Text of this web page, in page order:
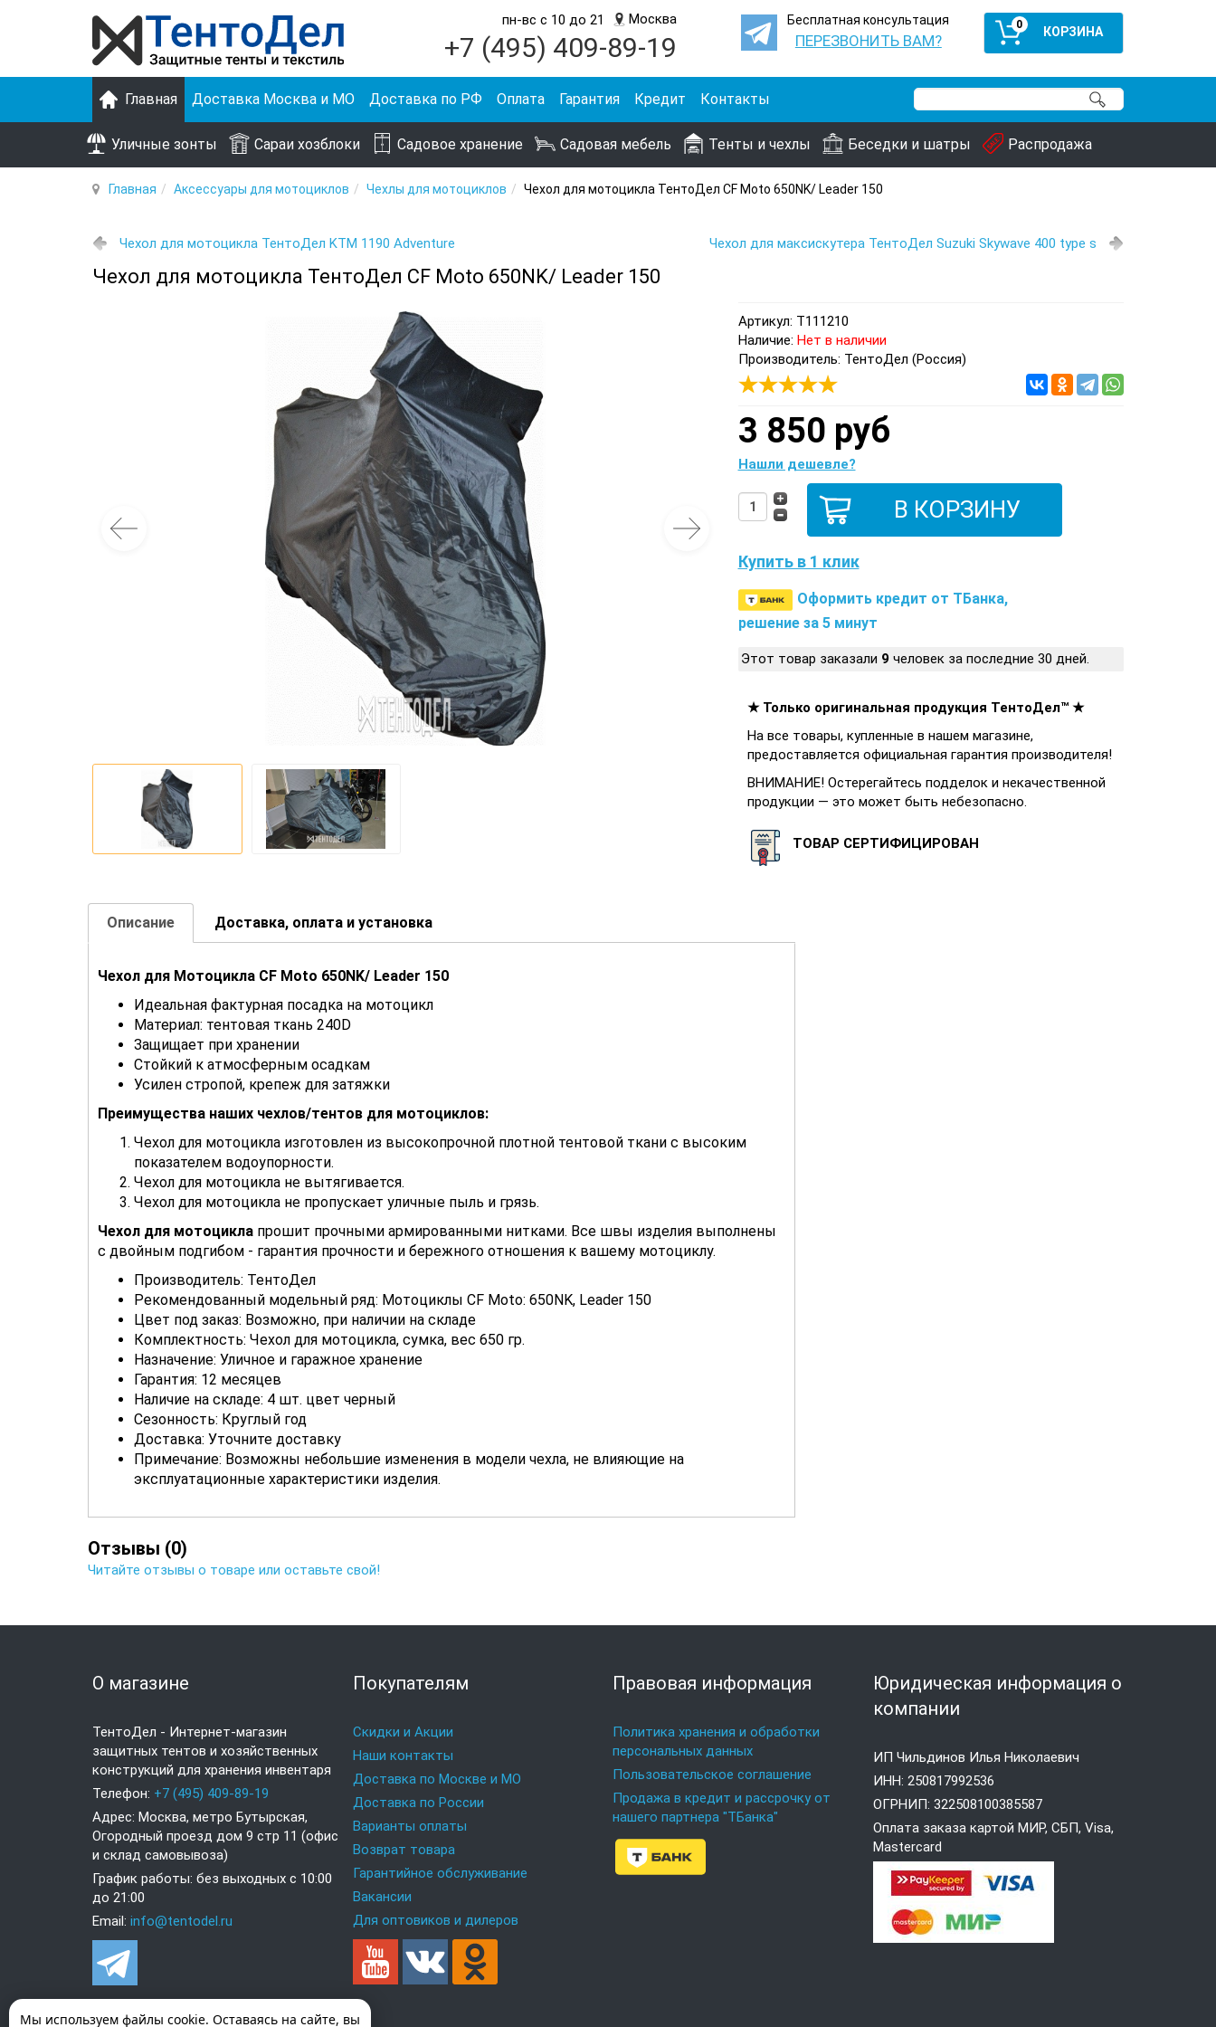
пн-вс с 10 до 21 Москва
+7 (495) 409-89-19
Бесплатная консультация
ПЕРЕЗВОНИТЬ ВАМ?
0
Главная Доставка Москва и МО Доставка по РФ Оплата Гарантия Кредит Контакты
Уличные зонты Сараи хозблоки Садовое хранение Садовая мебель Тенты и чехлы Беседки и шатры Распродажа
Главная Аксессуары для мотоциклов Чехлы для мотоциклов Чехол для мотоцикла ТентоДел CF Moto 650NK/ Leader 150
Чехол для мотоцикла ТентоДел KTM 1190 Adventure Чехол для максискутера ТентоДел Suzuki Skywave 400 type s
Чехол для мотоцикла ТентоДел CF Moto 650NK/ Leader 150
Артикул: Т111210
Наличие: Нет в наличии
Производитель: ТентоДел (Россия)
3 850 руб
Нашли дешевле?
Купить в 1 клик
Оформить кредит от ТБанка,
решение за 5 минут
Этот товар заказали 9 человек за последние 30 дней.
★ Только оригинальная продукция ТентоДел™ ★
На все товары, купленные в нашем магазине,
предоставляется официальная гарантия производителя!
ВНИМАНИЕ! Остерегайтесь подделок и некачественной
продукции — это может быть небезопасно.
ТОВАР СЕРТИФИЦИРОВАН
Описание Доставка, оплата и установка
Чехол для Мотоцикла CF Moto 650NK/ Leader 150
Идеальная фактурная посадка на мотоцикл
Материал: тентовая ткань 240D
Защищает при хранении
Стойкий к атмосферным осадкам
Усилен стропой, крепеж для затяжки
Преимущества наших чехлов/тентов для мотоциклов:
Чехол для мотоцикла изготовлен из высокопрочной плотной тентовой ткани с высоким
показателем водоупорности.
Чехол для мотоцикла не вытягивается.
Чехол для мотоцикла не пропускает уличные пыль и грязь.
Чехол для мотоцикла прошит прочными армированными нитками. Все швы изделия выполнены
с двойным подгибом - гарантия прочности и бережного отношения к вашему мотоциклу.
Производитель: ТентоДел
Рекомендованный модельный ряд: Мотоциклы CF Moto: 650NK, Leader 150
Цвет под заказ: Возможно, при наличии на складе
Комплектность: Чехол для мотоцикла, сумка, вес 650 гр.
Назначение: Уличное и гаражное хранение
Гарантия: 12 месяцев
Наличие на складе: 4 шт. цвет черный
Сезонность: Круглый год
Доставка: Уточните доставку
Примечание: Возможны небольшие изменения в модели чехла, не влияющие на
эксплуатационные характеристики изделия.
Отзывы (0)
Читайте отзывы о товаре или оставьте свой!
О магазине
ТентоДел - Интернет-магазин
защитных тентов и хозяйственных
конструкций для хранения инвентаря
Телефон: +7 (495) 409-89-19
Адрес: Москва, метро Бутырская,
Огородный проезд дом 9 стр 11 (офис
и склад самовывоза)
График работы: без выходных с 10:00
до 21:00
Email: info@tentodel.ru
Покупателям
Скидки и Акции
Наши контакты
Доставка по Москве и МО
Доставка по России
Варианты оплаты
Возврат товара
Гарантийное обслуживание
Вакансии
Для оптовиков и дилеров
Правовая информация
Политика хранения и обработки
персональных данных
Пользовательское соглашение
Продажа в кредит и рассрочку от
нашего партнера "ТБанка"
Юридическая информация о
компании
ИП Чильдинов Илья Николаевич
ИНН: 250817992536
ОГРНИП: 322508100385587
Оплата заказа картой МИР, СБП, Visa,
Mastercard
Мы используем файлы cookie. Оставаясь на сайте, вы